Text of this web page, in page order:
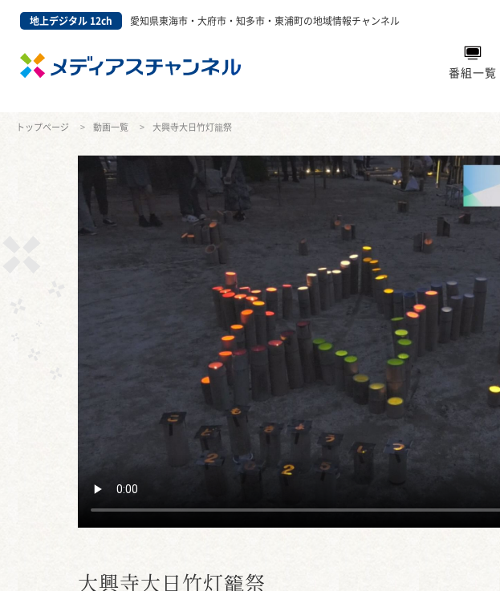
地上デジタル 12ch 愛知県東海市・大府市・知多市・東浦町の地域情報チャンネル
番組一覧
トップページ 動画一覧 大興寺大日竹灯籠祭
大興寺大日竹灯籠祭